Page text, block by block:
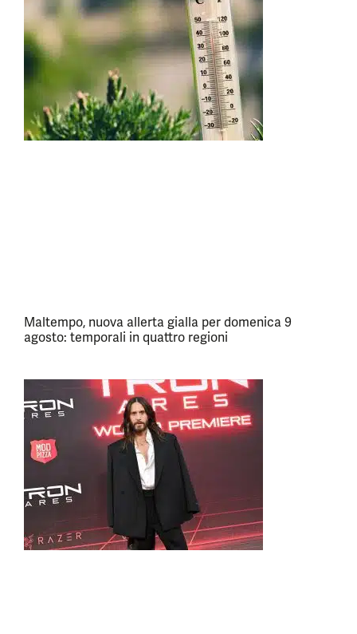
Maltempo, nuova allerta gialla per domenica 9
agosto: temporali in quattro regioni